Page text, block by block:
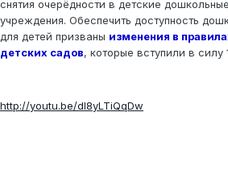
снятия очерёдности в детские
учреждения. Обеспечить доступность
для детей призваны изменения в
детских садов, которые вступили в силу
http://youtu.be/dl8yLTiQqDw